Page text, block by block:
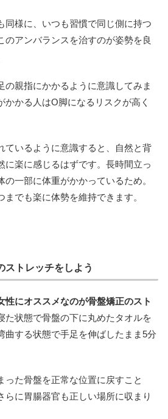
同様に、いつも習慣で同じ側に持つ
のアンバランスを治すのが姿勢を良
の親指にかかるように意識してみま
かかる人はO脚になるリスクが高く
ているように意識すると、自然と背
に楽に感じるはずです。長時間立っ
一部に体重がかかっているため。
でも楽に体勢を維持できます。
ストレッチをしよう
性にオススメなのが骨盤矯正のスト
た状態で骨盤の下に丸めたタオルを
曲する状態で手足を伸ばしたまま5分
った骨盤を正常な位置に戻すこと
らに胃腸器官も正しい場所に収まり